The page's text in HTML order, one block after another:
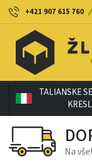
+421 907 615 760 /
TALIANSKE
Na